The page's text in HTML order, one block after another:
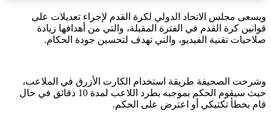
ويسعى مجلس الاتحاد الدولي لكرة القدم لإجراء تعديلات على
قوانين كرة القدم في الفترة المقبلة، والتي من أهدافها زيادة
صلاحيات تقنية الفيديو، والتي تهدف لتحسين جودة الحكام.⁣
وشرحت الصحيفة طريقة استخدام الكارت الأزرق في الملاعب،
حيث سيقوم الحكم بموجبه بطرد اللاعب لمدة 10 دقائق في حال
قام بخطأ تكتيكي أو اعترض على الحكم.⁣